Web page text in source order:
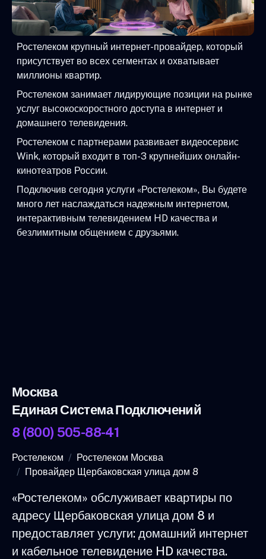
Ростелеком крупный интернет-провайдер, который
присутствует во всех сегментах и охватывает
миллионы квартир.
Ростелеком занимает лидирующие позиции на рынке
услуг высокоскоростного доступа в интернет и
домашнего телевидения.
Ростелеком с партнерами развивает видеосервис
Wink, который входит в топ-3 крупнейших онлайн-
кинотеатров России.
Подключив сегодня услуги «Ростелеком», Вы будете
много лет наслаждаться надежным интернетом,
интерактивным телевидением HD качества и
безлимитным общением с друзьями.
Москва
Единая Система Подключений
8 (800) 505-88-41
Ростелеком
Ростелеком Москва
Провайдер Щербаковская улица дом 8
«Ростелеком» обслуживает квартиры по
адресу Щербаковская улица дом 8 и
предоставляет услуги: домашний интернет
и кабельное телевидение HD качества.